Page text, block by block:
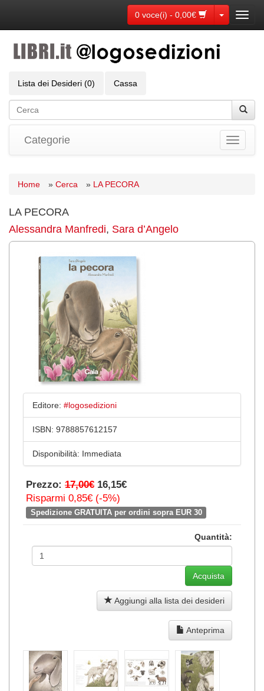
0 voce(i) - 0,00€ Toggle
Lista dei Desideri (0) Cassa
Toggle
Categorie
Home » Cerca » LA PECORA
LA PECORA
Alessandra Manfredi, Sara d’Angelo
Editore: #logosedizioni
ISBN: 9788857612157
Disponibilità: Immediata
Prezzo: 17,00€ 16,15€
Risparmi 0,85€ (-5%)
Spedizione GRATUITA per ordini sopra EUR 30
Quantità:
Aggiungi alla lista dei desideri
Anteprima